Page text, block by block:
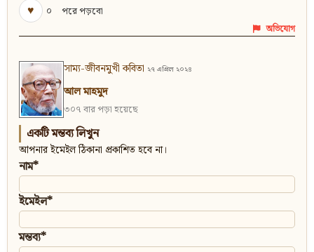
♥
০ পরে পড়বো
অভিযোগ
সাম্য-জীবনমুখী কবিতা ২৭ এপ্রিল ২০২৪
আল মাহমুদ
৩০৭ বার পড়া হয়েছে
একটি মন্তব্য লিখুন
আপনার ইমেইল ঠিকানা প্রকাশিত হবে না।
নাম*
ইমেইল*
মন্তব্য*